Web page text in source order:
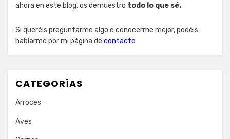
ahora en este blog, os demuestro todo lo que sé.
Si queréis preguntarme algo o conocerme mejor, podéis
hablarme por mi página de contacto
CATEGORÍAS
Arroces
Aves